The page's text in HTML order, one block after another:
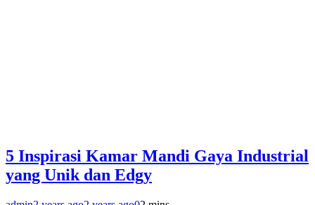
5 Inspirasi Kamar Mandi Gaya Industrial
yang Unik dan Edgy